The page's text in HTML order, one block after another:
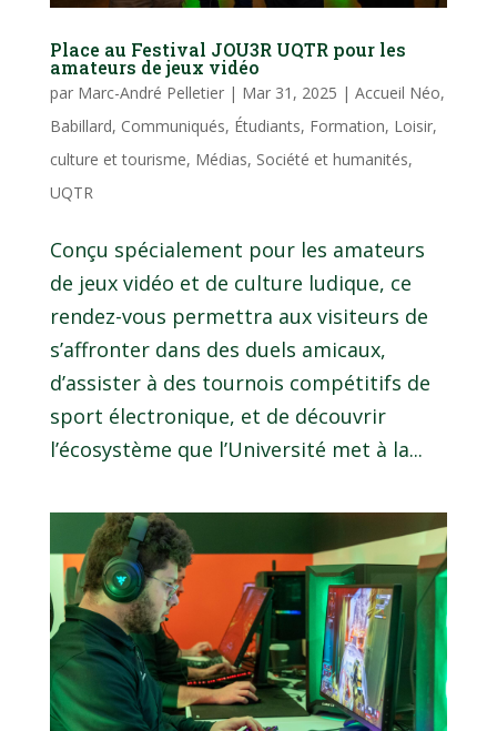
Place au Festival JOU3R UQTR pour les
amateurs de jeux vidéo
par Marc-André Pelletier| Mar 31, 2025 | Accueil Néo,
Babillard, Communiqués, Étudiants, Formation, Loisir,
culture et tourisme, Médias, Société et humanités,
UQTR
Conçu spécialement pour les amateurs
de jeux vidéo et de culture ludique, ce
rendez-vous permettra aux visiteurs de
s’affronter dans des duels amicaux,
d’assister à des tournois compétitifs de
sport électronique, et de découvrir
l’écosystème que l’Université met à la...